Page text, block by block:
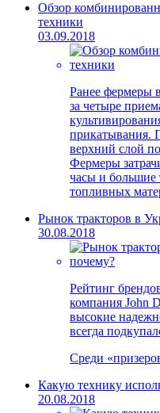
Обзор
техники
03.09.2018
Ранее фермеры
за четыре
прикатывания.
верхний слой
Фермеры
часы и большие
топливных
Рынок тракторов в
30.08.2018
Рейтинг
компания John
высокие
всегда
Среди
Какую технику
20.08.2018